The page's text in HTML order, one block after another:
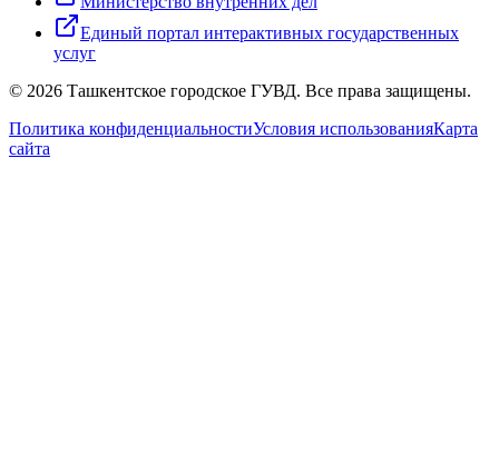
Единый портал интерактивных государственных
услуг
© 2026 Ташкентское городское ГУВД. Все права защищены.
Политика конфиденциальностиУсловия использованияКарта
сайта